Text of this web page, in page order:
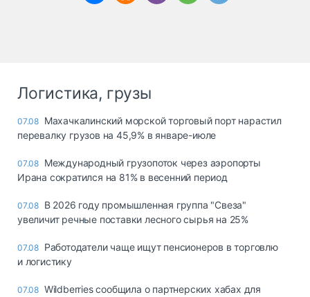
Логистика, грузы
07.08 Махачкалинский морской торговый порт нарастил
перевалку грузов на 45,9% в январе-июле
07.08 Международный грузопоток через аэропорты
Ирана сократился на 81% в весенний период
07.08 В 2026 году промышленная группа "Свеза"
увеличит речные поставки лесного сырья на 25%
07.08 Работодатели чаще ищут пенсионеров в торговлю
и логистику
07.08 Wildberries сообщила о партнерских хабах для